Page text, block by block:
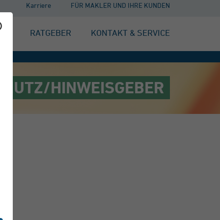
RATGEBER KONTAKT & SERVICE
Karriere FÜR MAKLER UND IHRE KUNDEN
HINWEISGEBER